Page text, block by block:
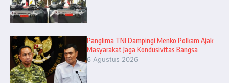
Panglima TNI Dampingi Menko Polkam Ajak
Masyarakat Jaga Kondusivitas Bangsa
6 Agustus 2026